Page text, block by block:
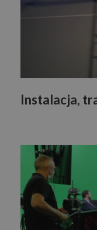
Instalacja,